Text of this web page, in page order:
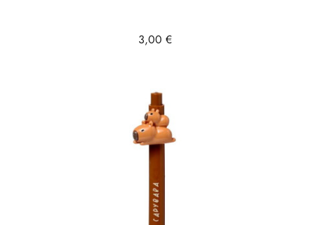
Prix
3,00 €